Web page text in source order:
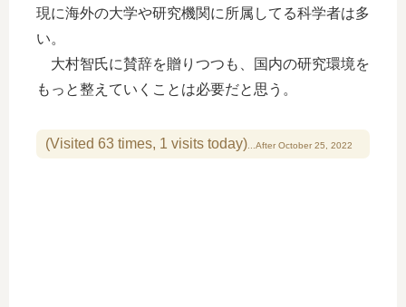
現に海外の大学や研究機関に所属してる科学者は多
い。
大村智氏に賛辞を贈りつつも、国内の研究環境を
もっと整えていくことは必要だと思う。
(Visited 63 times, 1 visits today)